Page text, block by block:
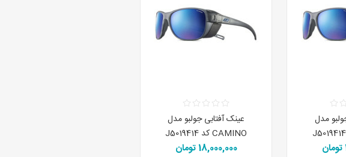
مدل
عینک آفتابی جولبو مدل
CAMINO کد J5019414
18,000,000 تومان